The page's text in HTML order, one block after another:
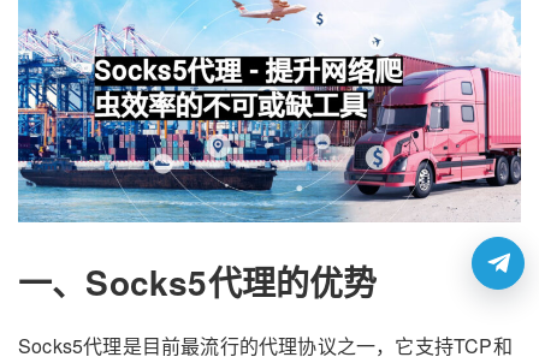
一、Socks5代理的优势
Socks5代理是目前最流行的代理协议之一，它支持TCP和